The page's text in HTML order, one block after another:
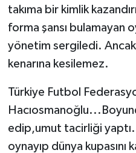
takıma bir kimlik
forma şansı bulamayan
yönetim sergiledi.
kenarına kesilemez.
Türkiye Futbol
edip,umut tacirliği
oynayıp dünya kupasını